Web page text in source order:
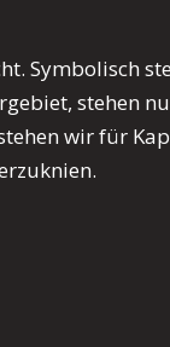
Symbolisch
stehen
wir für